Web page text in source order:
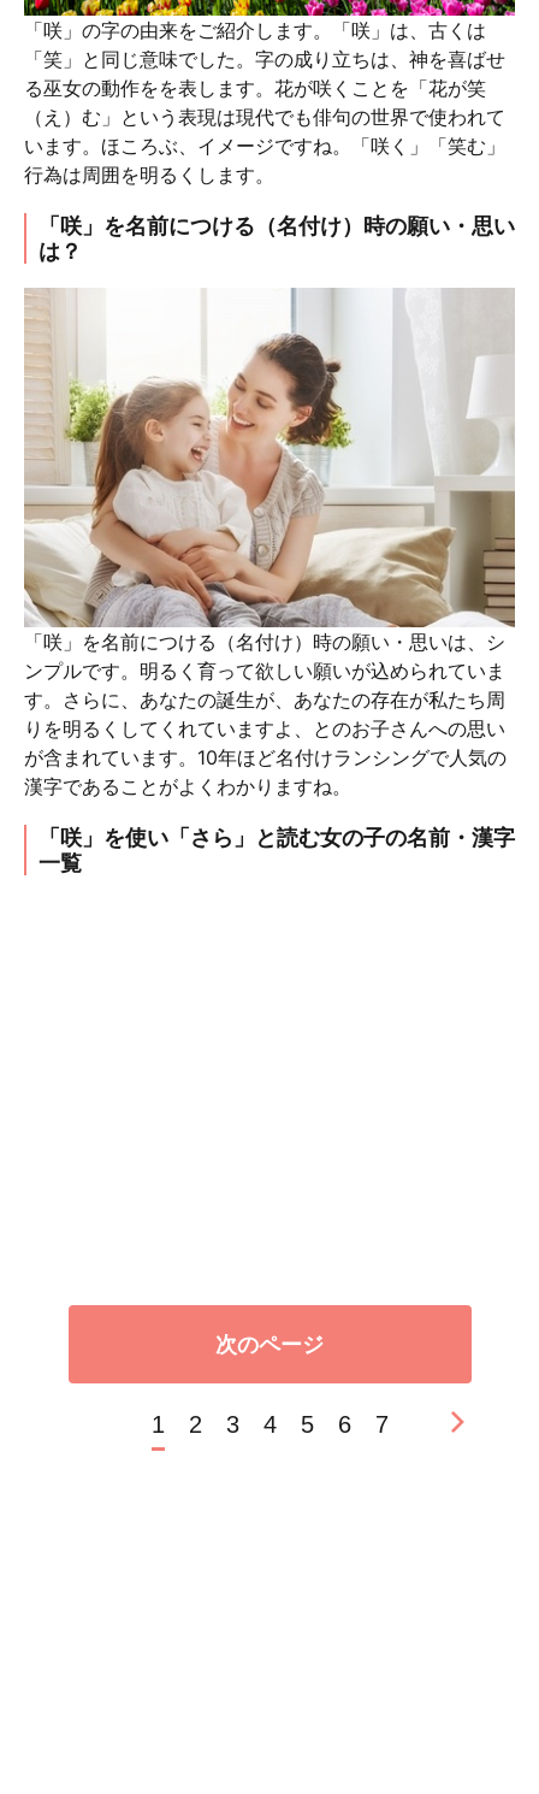
「咲」の字の由来をご紹介します。「咲」は、古くは
「笑」と同じ意味でした。字の成り立ちは、神を喜ばせ
る巫女の動作をを表します。花が咲くことを「花が笑
（え）む」という表現は現代でも俳句の世界で使われて
います。ほころぶ、イメージですね。「咲く」「笑む」
行為は周囲を明るくします。
「咲」を名前につける（名付け）時の願い・思い
は？
「咲」を名前につける（名付け）時の願い・思いは、シ
ンプルです。明るく育って欲しい願いが込められていま
す。さらに、あなたの誕生が、あなたの存在が私たち周
りを明るくしてくれていますよ、とのお子さんへの思い
が含まれています。10年ほど名付けランシングで人気の
漢字であることがよくわかりますね。
「咲」を使い「さら」と読む女の子の名前・漢字
一覧
次のページ
1 2 3 4 5 6 7